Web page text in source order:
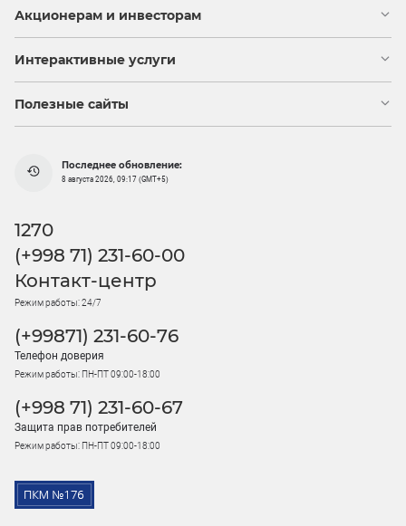
Акционерам и инвесторам
Интерактивные услуги
Полезные сайты
Последнее обновление:
8 августа 2026, 09:17 (GMT+5)
1270
(+998 71) 231-60-00
Контакт-центр
Режим работы: 24/7
(+99871) 231-60-76
Телефон доверия
Режим работы: ПН-ПТ 09:00-18:00
(+998 71) 231-60-67
Защита прав потребителей
Режим работы: ПН-ПТ 09:00-18:00